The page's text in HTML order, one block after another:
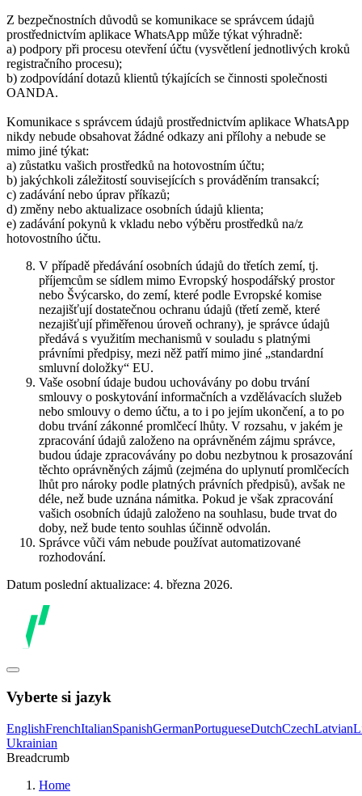
Z bezpečnostních důvodů se komunikace se správcem údajů
prostřednictvím aplikace WhatsApp může týkat výhradně:
a) podpory při procesu otevření účtu (vysvětlení jednotlivých kroků
registračního procesu);
b) zodpovídání dotazů klientů týkajících se činnosti společnosti
OANDA.
Komunikace s správcem údajů prostřednictvím aplikace WhatsApp
nikdy nebude obsahovat žádné odkazy ani přílohy a nebude se
mimo jiné týkat:
a) zůstatku vašich prostředků na hotovostním účtu;
b) jakýchkoli záležitostí souvisejících s prováděním transakcí;
c) zadávání nebo úprav příkazů;
d) změny nebo aktualizace osobních údajů klienta;
e) zadávání pokynů k vkladu nebo výběru prostředků na/z
hotovostního účtu.
V případě předávání osobních údajů do třetích zemí, tj.
příjemcům se sídlem mimo Evropský hospodářský prostor
nebo Švýcarsko, do zemí, které podle Evropské komise
nezajišťují dostatečnou ochranu údajů (třetí země, které
nezajišťují přiměřenou úroveň ochrany), je správce údajů
předává s využitím mechanismů v souladu s platnými
právními předpisy, mezi něž patří mimo jiné „standardní
smluvní doložky“ EU.
Vaše osobní údaje budou uchovávány po dobu trvání
smlouvy o poskytování informačních a vzdělávacích služeb
nebo smlouvy o demo účtu, a to i po jejím ukončení, a to po
dobu trvání zákonné promlčecí lhůty. V rozsahu, v jakém je
zpracování údajů založeno na oprávněném zájmu správce,
budou údaje zpracovávány po dobu nezbytnou k prosazování
těchto oprávněných zájmů (zejména do uplynutí promlčecích
lhůt pro nároky podle platných právních předpisů), avšak ne
déle, než bude uznána námitka. Pokud je však zpracování
vašich osobních údajů založeno na souhlasu, bude trvat do
doby, než bude tento souhlas účinně odvolán.
Správce vůči vám nebude používat automatizované
rozhodování.
Datum poslední aktualizace: 4. března 2026.
Vyberte si jazyk
EnglishFrenchItalianSpanishGermanPortugueseDutchCzechLatvian
Ukrainian
Breadcrumb
Home